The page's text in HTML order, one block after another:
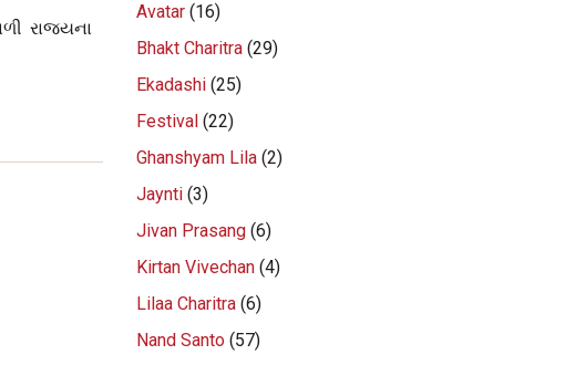
રાજ્યના
Avatar(16)
Bhakt Charitra(29)
Ekadashi(25)
Festival(22)
Ghanshyam Lila(2)
Jaynti(3)
Jivan Prasang(6)
Kirtan Vivechan(4)
Lilaa Charitra(6)
Nand Santo(57)